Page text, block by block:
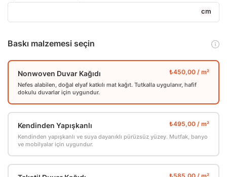
cm
Baskı malzemesi seçin
Nonwoven Duvar Kağıdı
Nefes alabilen, doğal elyaf katkılı mat kağıt. Tutkalla uygulanır, hafif
dokulu duvarlar için uygundur.
Kendinden Yapışkanlı
Kendinden yapışkanlı ve suya dayanıklı pürüzsüz yüzey. Mutfak, banyo
ve mobilyalar için uygundur.